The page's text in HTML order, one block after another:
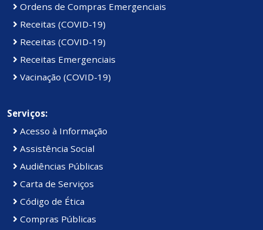
Ordens de Compras Emergenciais
Receitas (COVID-19)
Receitas (COVID-19)
Receitas Emergenciais
Vacinação (COVID-19)
Serviços:
Acesso à Informação
Assistência Social
Audiências Públicas
Carta de Serviços
Código de Ética
Compras Públicas